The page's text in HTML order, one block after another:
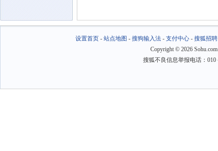
设置首页- 站点地图 - 搜狗输入法- 支付中心- 搜狐招聘
Copyright © 2026
搜狐不良信息举报电话：010